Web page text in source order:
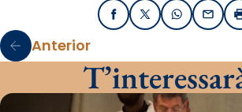
FacebookX / TwitterWhatsApp
Email
Anterior